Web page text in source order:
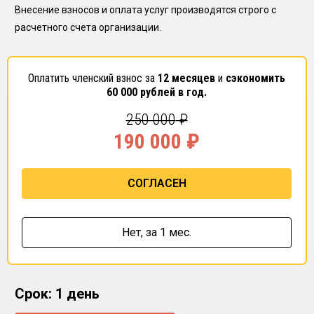
Внесение взносов и оплата услуг производятся строго с
расчетного счета организации.
Оплатить членский взнос за 12 месяцев и сэкономить
60 000 рублей в год.
250 000₽
190 000 ₽
СОГЛАСЕН
Нет, за 1 мес.
Срок: 1 день